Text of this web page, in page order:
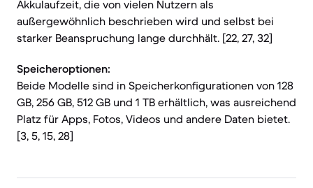
Akkulaufzeit, die von vielen Nutzern als
außergewöhnlich beschrieben wird und selbst bei
starker Beanspruchung lange durchhält. [22, 27, 32]
Speicheroptionen:
Beide Modelle sind in Speicherkonfigurationen von 128
GB, 256 GB, 512 GB und 1 TB erhältlich, was ausreichend
Platz für Apps, Fotos, Videos und andere Daten bietet.
[3, 5, 15, 28]